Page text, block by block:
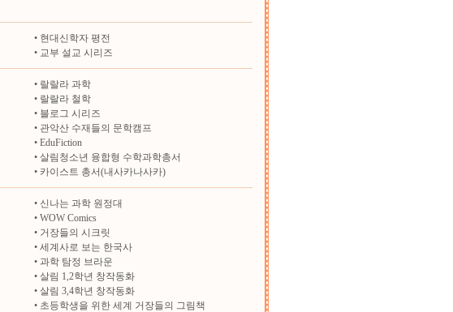
• 현대신학자 평전
• 교부 설교 시리즈
• 랄랄라 과학
• 랄랄라 철학
• 블로그 시리즈
• 관악산 수재들의 문학캠프
• EduFiction
• 살림청소년 융합형 수학과학총서
• 카이스트 총서(내사카나사카)
• 신나는 과학 원정대
• WOW Comics
• 거장들의 시크릿
• 세계사로 보는 한국사
• 과학 탐정 브라운
• 살림 1,2학년 창작동화
• 살림 3,4학년 창작동화
• 초등학생을 위한 세계 거장들의 그림책